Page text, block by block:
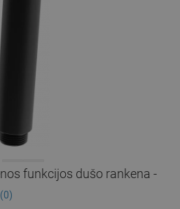
funkcijos dušo rankena -
(0)